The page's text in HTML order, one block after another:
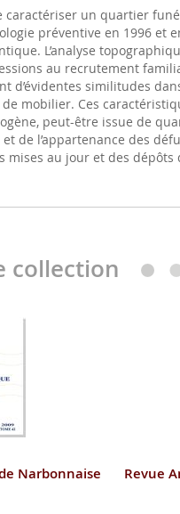
caractériser un quartier
préventive en 1996 et
L’analyse
au recrutement
d’évidentes similitudes
mobilier. Ces
peut-être issue de
de l’appartenance des
au jour et des
collection
Narbonnaise
Revue